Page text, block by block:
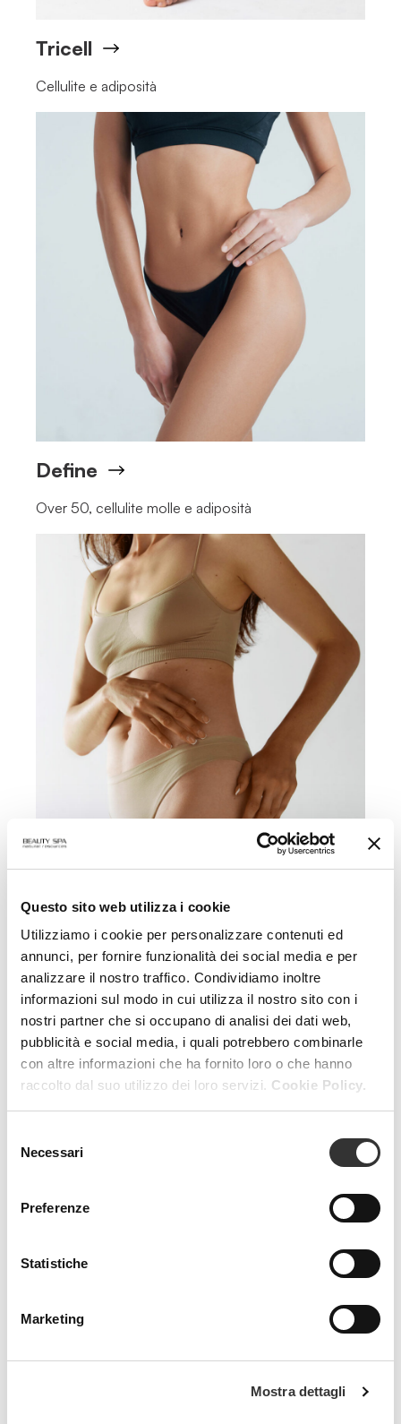
Questo sito web utilizza i cookie
Utilizziamo i cookie per personalizzare contenuti ed
annunci, per fornire funzionalità dei social media e per
analizzare il nostro traffico. Condividiamo inoltre
informazioni sul modo in cui utilizza il nostro sito con i
nostri partner che si occupano di analisi dei dati web,
pubblicità e social media, i quali potrebbero combinarle
con altre informazioni che ha fornito loro o che hanno
raccolto dal suo utilizzo dei loro servizi. Cookie Policy.
delNecessari
Preferenze
Statistiche
Marketing
Mostra dettagli
Tricell
Cellulite e adiposità
Define
Over 50, cellulite molle e adiposità
Under 30, primi stadi della cellulite
Adipocell